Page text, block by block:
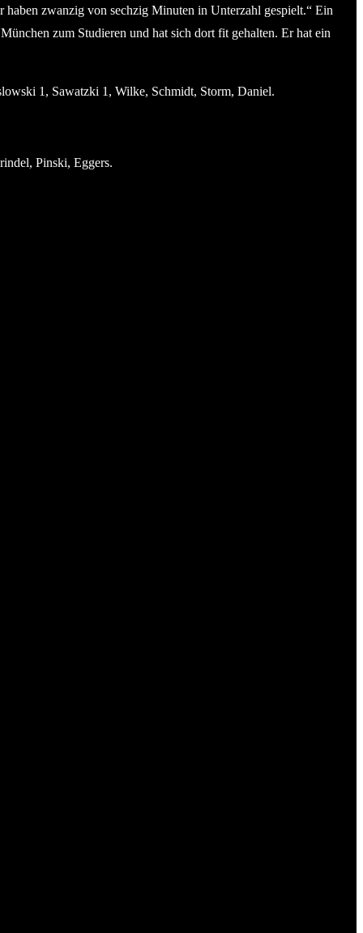
zwanzig von sechzig Minuten in Unterzahl gespielt.“ Ein
zum Studieren und hat sich dort fit gehalten. Er hat ein
1, Sawatzki 1, Wilke, Schmidt, Storm, Daniel.
Pinski, Eggers.